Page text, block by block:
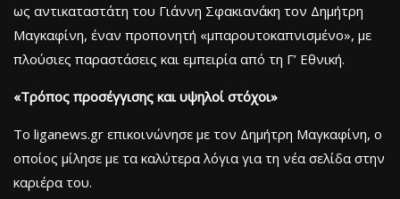
ως αντικαταστάτη του Γιάννη Σφακιανάκη τον Δημήτρη
Μαγκαφίνη, έναν προπονητή «μπαρουτοκαπνισμένο», με
πλούσιες παραστάσεις και εμπειρία από τη Γ’ Εθνική.
«Τρόπος προσέγγισης και υψηλοί στόχοι»
Το liganews.gr επικοινώνησε με τον Δημήτρη Μαγκαφίνη, ο
οποίος μίλησε με τα καλύτερα λόγια για τη νέα σελίδα στην
καριέρα του.